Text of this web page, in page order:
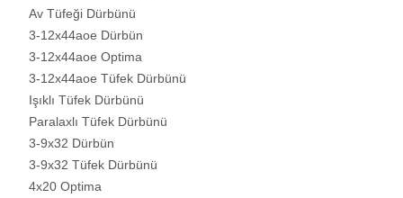
Av Tüfeği Dürbünü
3-12x44aoe Dürbün
3-12x44aoe Optima
3-12x44aoe Tüfek Dürbünü
Işıklı Tüfek Dürbünü
Paralaxlı Tüfek Dürbünü
3-9x32 Dürbün
3-9x32 Tüfek Dürbünü
4x20 Optima